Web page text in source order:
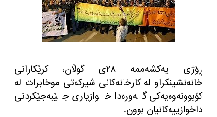
ڕۆژی یه‌كشه‌ممه‌ ٢٨ی گوڵان، كرێكارانی
خانه‌نشینكراو له‌ كارخانه‌كانی شیركه‌تی موخابرات له‌
كۆبوونه‌وه‌یه‌كی گه‌وره‌دا خوازیاری جێبه‌جێكردنی
داخوازییه‌كانیان بوون.